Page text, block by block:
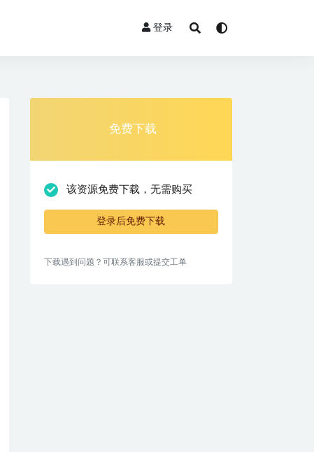
登录
免费下载
该资源免费下载，无需购买
登录后免费下载
下载遇到问题？可联系客服或提交工单